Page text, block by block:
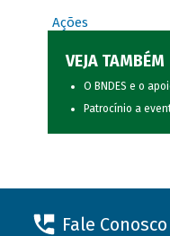
Ações
VEJA TAMBÉM
O BNDES e o
Patrocínio a
Fale Conosco